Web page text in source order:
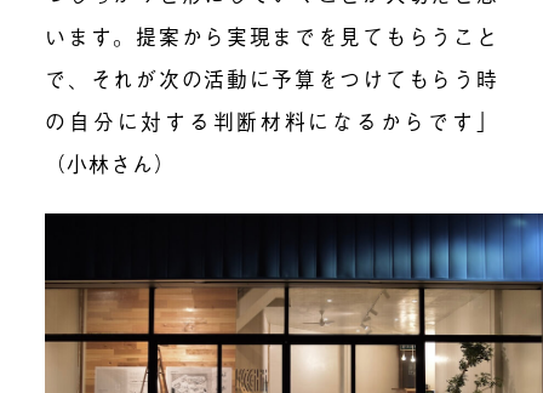
います。 提案から実現までを見てもらうこと
で、それが次の活動に予算をつけてもらう時
の自分に対する判断材料になる からです」
（小林さん）